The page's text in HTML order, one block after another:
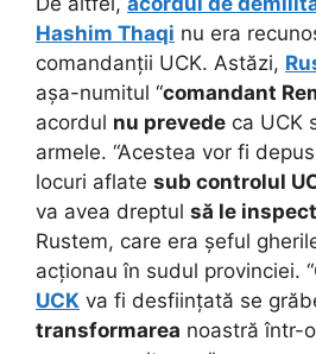
Hashim Thaqi nu era
comandanții UCK. Astăzi,
așa-numitul “comandant
acordul nu prevede ca UCK
armele. “Acestea vor fi
locuri aflate sub controlul
va avea dreptul să le
Rustem, care era șeful
acționau în sudul provinciei.
UCK va fi desființată se
transformarea noastră într-o